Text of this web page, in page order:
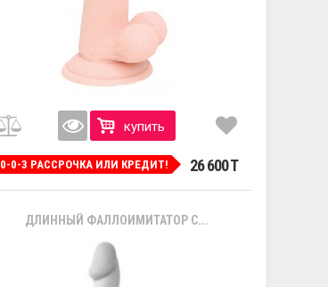
купить
0-0-3 РАССРОЧКА ИЛИ КРЕДИТ! 26 600 T
ДЛИННЫЙ ФАЛЛОИМИТАТОР С...